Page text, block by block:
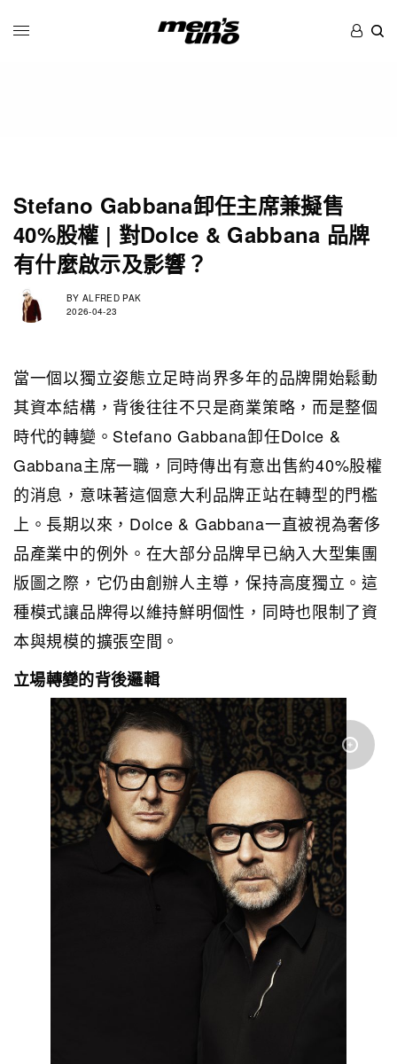
Stefano Gabbana卸任主席兼擬售
40%股權 | 對Dolce & Gabbana 品牌
有什麼啟示及影響？
BY ALFRED PAK
2026-04-23
當一個以獨立姿態立足時尚界多年的品牌開始鬆動
其資本結構，背後往往不只是商業策略，而是整個
時代的轉變。Stefano Gabbana卸任Dolce &
Gabbana主席一職，同時傳出有意出售約40%股權
的消息，意味著這個意大利品牌正站在轉型的門檻
上。長期以來，Dolce & Gabbana一直被視為奢侈
品產業中的例外。在大部分品牌早已納入大型集團
版圖之際，它仍由創辦人主導，保持高度獨立。這
種模式讓品牌得以維持鮮明個性，同時也限制了資
本與規模的擴張空間。
立場轉變的背後邏輯